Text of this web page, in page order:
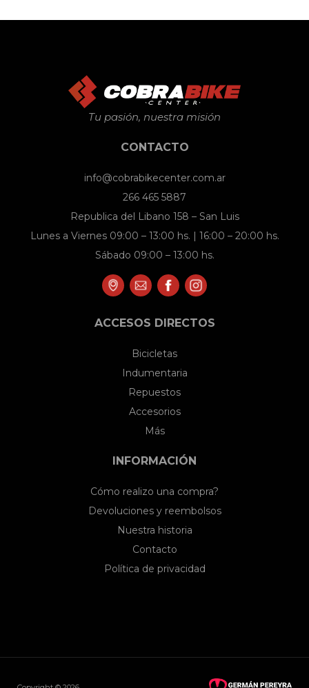
Tu pasión, nuestra misión
CONTACTO
info@cobrabikecenter.com.ar
266 465 5887
Republica del Libano 158 – San Luis
Lunes a Viernes 09:00 – 13:00 hs. | 16:00 – 20:00 hs.
Sábado 09:00 – 13:00 hs.
ACCESOS DIRECTOS
Bicicletas
Indumentaria
Repuestos
Accesorios
Más
INFORMACIÓN
Cómo realizo una compra?
Devoluciones y reembolsos
Nuestra historia
Contacto
Política de privacidad